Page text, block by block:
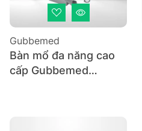
Gubbemed
Bàn mổ đa năng cao
cấp Gubbemed